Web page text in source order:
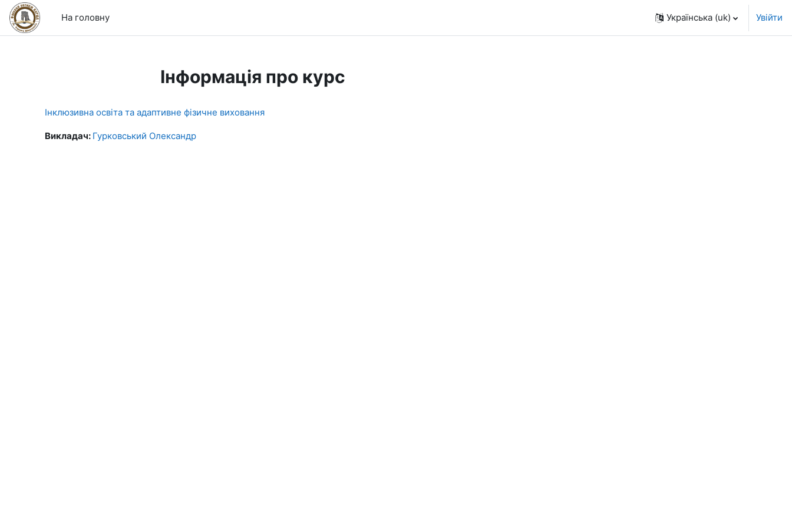
Перейти до головного вмісту
На головну
Українська ‎(uk)‎ Увійти
Інформація про курс
Інклюзивна освіта та адаптивне фізичне виховання
Викладач: Гурковський Олександр